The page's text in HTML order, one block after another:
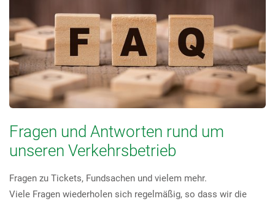
Fragen und Antworten rund um
unseren Verkehrsbetrieb
Fragen zu Tickets, Fundsachen und vielem mehr.
Viele Fragen wiederholen sich regelmäßig, so dass wir die